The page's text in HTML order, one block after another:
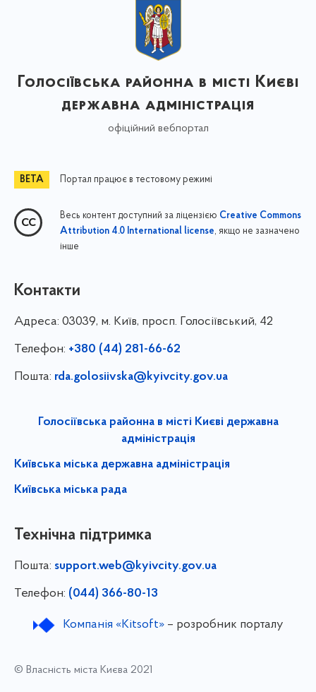
Голосіївська районна в місті Києві
державна адміністрація
офіційний вебпортал
Портал працює в тестовому режимі
Весь контент доступний за ліцензією Creative Commons
Attribution 4.0 International license, якщо не зазначено
інше
Контакти
Адреса: 03039, м. Київ, просп. Голосіївський, 42
Телефон: +380 (44) 281-66-62
Пошта: rda.golosiivska@kyivcity.gov.ua
Голосіївська районна в місті Києві державна
адміністрація
Київська міська державна адміністрація
Київська міська рада
Технічна підтримка
Пошта: support.web@kyivcity.gov.ua
Телефон: (044) 366-80-13
Компанія «Kitsoft»– розробник порталу
© Власність міста Києва 2021